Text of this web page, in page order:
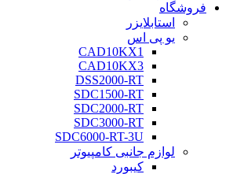
فروشگاه
استابلایزر
یو پی اس
CAD10KX1
CAD10KX3
DSS2000-RT
SDC1500-RT
SDC2000-RT
SDC3000-RT
SDC6000-RT-3U
لوازم جانبی کامپیوتر
کیبورد